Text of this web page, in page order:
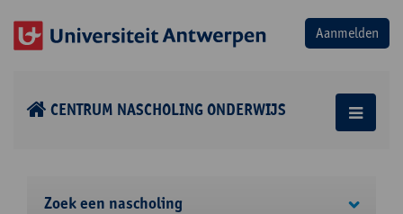
CENTRUM NASCHOLING ONDERWIJS
Zoek een nascholing